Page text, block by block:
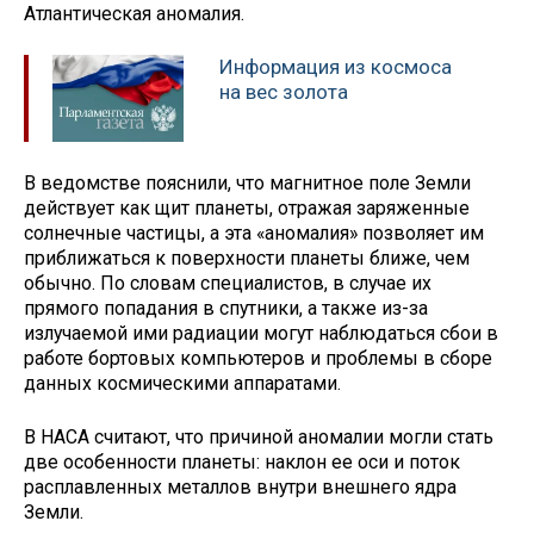
Атлантическая аномалия.
Информация из космоса
на вес золота
В ведомстве пояснили, что магнитное поле Земли
действует как щит планеты, отражая заряженные
солнечные частицы, а эта «аномалия» позволяет им
приближаться к поверхности планеты ближе, чем
обычно. По словам специалистов, в случае их
прямого попадания в спутники, а также из-за
излучаемой ими радиации могут наблюдаться сбои в
работе бортовых компьютеров и проблемы в сборе
данных космическими аппаратами.
В НАСА считают, что причиной аномалии могли стать
две особенности планеты: наклон ее оси и поток
расплавленных металлов внутри внешнего ядра
Земли.